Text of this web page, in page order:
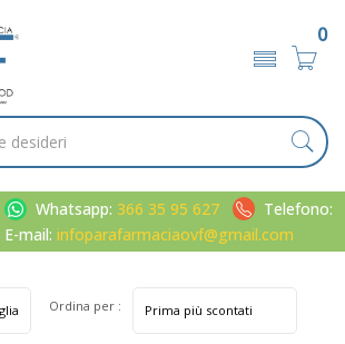
0
Whatsapp: 366 35 95 627
Telefono:
E-mail: infoparafarmaciaovf@gmail.com
Ordina per :